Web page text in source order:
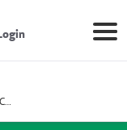
Prestador Medlife Consultas e Diagnósticos (51004334-2)